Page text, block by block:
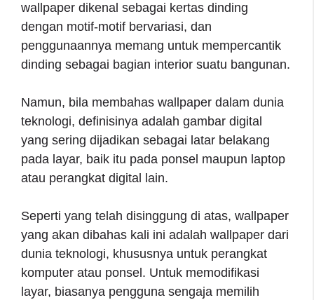
wallpaper dikenal sebagai kertas dinding
dengan motif-motif bervariasi, dan
penggunaannya memang untuk mempercantik
dinding sebagai bagian interior suatu bangunan.
Namun, bila membahas wallpaper dalam dunia
teknologi, definisinya adalah gambar digital
yang sering dijadikan sebagai latar belakang
pada layar, baik itu pada ponsel maupun laptop
atau perangkat digital lain.
Seperti yang telah disinggung di atas, wallpaper
yang akan dibahas kali ini adalah wallpaper dari
dunia teknologi, khususnya untuk perangkat
komputer atau ponsel. Untuk memodifikasi
layar, biasanya pengguna sengaja memilih